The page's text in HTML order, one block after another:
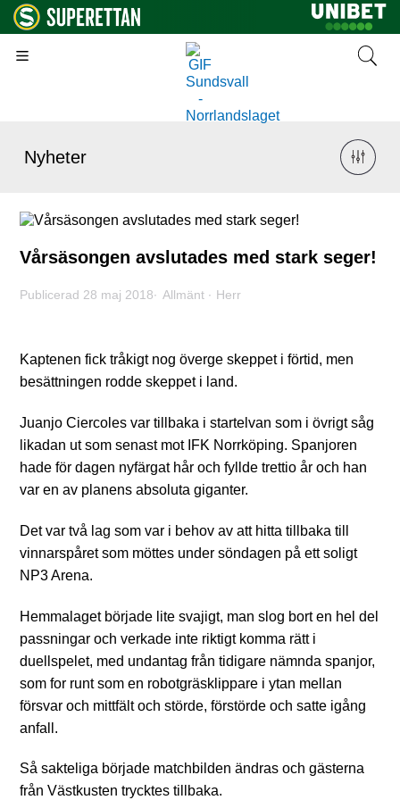
Nyheter
Vårsäsongen avslutades med stark seger!
Publicerad 28 maj 2018 Allmänt Herr
Kaptenen fick tråkigt nog överge skeppet i förtid, men
besättningen rodde skeppet i land.
Juanjo Ciercoles var tillbaka i startelvan som i övrigt såg
likadan ut som senast mot IFK Norrköping. Spanjoren
hade för dagen nyfärgat hår och fyllde trettio år och han
var en av planens absoluta giganter.
Det var två lag som var i behov av att hitta tillbaka till
vinnarspåret som möttes under söndagen på ett soligt
NP3 Arena.
Hemmalaget började lite svajigt, man slog bort en hel del
passningar och verkade inte riktigt komma rätt i
duellspelet, med undantag från tidigare nämnda spanjor,
som for runt som en robotgräsklippare i ytan mellan
försvar och mittfält och störde, förstörde och satte igång
anfall.
Så sakteliga började matchbilden ändras och gästerna
från Västkusten trycktes tillbaka.